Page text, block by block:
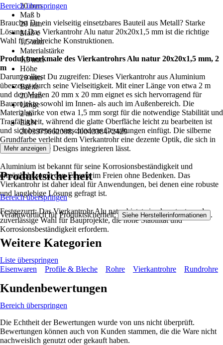
20 mm
Maß b
20 mm
Maß c
1,5 mm
Materialstärke
1,5 mm
Höhe
20 mm
Breite
20 mm
Länge
2 m
EAN
2003375062008, 4004338472429
Bereich überspringen
Brauchst Du ein vielseitig einsetzbares Bauteil aus Metall? Starke
Lösung. Das Vierkantrohr Alu natur 20x20x1,5 mm ist die richtige
Wahl für zahlreiche Konstruktionen.
Produktmerkmale des Vierkantrohrs Alu natur 20x20x1,5 mm, 2
m
Darum solltest Du zugreifen: Dieses Vierkantrohr aus Aluminium
überzeugt durch seine Vielseitigkeit. Mit einer Länge von etwa 2 m
und den Maßen 20 mm x 20 mm eignet es sich hervorragend für
Bauprojekte sowohl im Innen- als auch im Außenbereich. Die
Materialstärke von etwa 1,5 mm sorgt für die notwendige Stabilität und
Tragfähigkeit, während die glatte Oberfläche leicht zu bearbeiten ist
und sich bestens in verschiedene Gestaltungen einfügt. Die silberne
Grundfarbe verleiht dem Vierkantrohr eine dezente Optik, die sich in
unterschiedliche Designs integrieren lässt.
Aluminium ist bekannt für seine Korrosionsbeständigkeit und
ermöglicht somit den Einsatz im Freien ohne Bedenken. Das
Vierkantrohr ist daher ideal für Anwendungen, bei denen eine robuste
und langlebige Lösung gefragt ist.
Festgezurrt: Das Vierkantrohr Alu natur bietet eine konstante und
zuverlässige Wahl für Bauprojekte, die hohe Stabilität und
Korrosionsbeständigkeit erfordern.
Mehr anzeigen
Produktsicherheit
Bereich überspringen
Verantwortlich für Produktsicherheit: Siehe Herstellerinformationen .
Weitere Kategorien
Liste überspringen
Eisenwaren
Profile & Bleche Rohre Vierkantrohre Rundrohre
Kundenbewertungen
Bereich überspringen
Die Echtheit der Bewertungen wurde von uns nicht überprüft.
Bewertungen können auch von Kunden stammen, die die Ware nicht
nachweislich genutzt oder gekauft haben.